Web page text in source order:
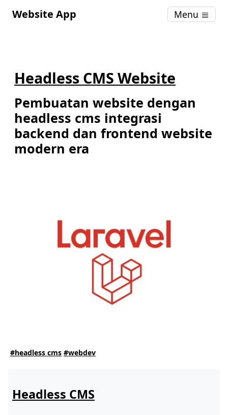
Website App Menu
Headless CMS Website
Pembuatan website dengan
headless cms integrasi
backend dan frontend website
modern era
#headless cms #webdev
Headless CMS